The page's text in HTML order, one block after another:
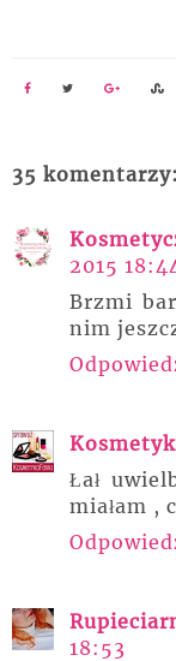
35 komentarzy:
2015
Brzmi
nim
Łał
miałam ,
18:53